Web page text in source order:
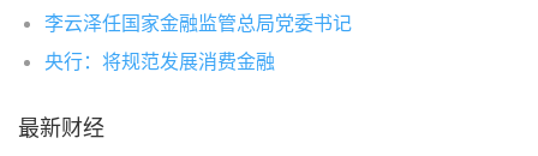
李云泽任国家金融监管总局党委书记
央行：将规范发展消费金融
最新财经